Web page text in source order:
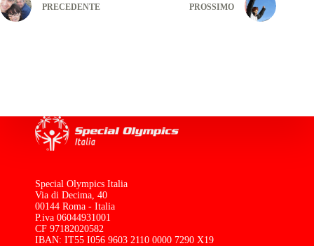
PRECEDENTE PROSSIMO
Special Olympics Italia
Via di Decima, 40
00144 Roma - Italia
P.iva 06044931001
CF 97182020582
IBAN: IT55 I056 9603 2110 0000 7290 X19